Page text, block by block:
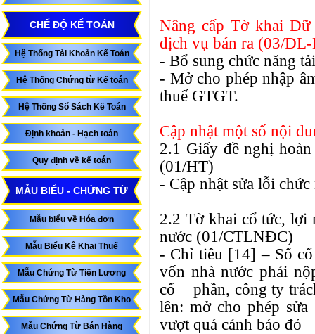
CHẾ ĐỘ KẾ TOÁN
Hệ Thống Tải Khoản Kế Toán
Hệ Thống Chứng từ Kế toán
Hệ Thống Sổ Sách Kế Toán
Định khoản - Hạch toán
Quy định về kế toán
MẪU BIỂU - CHỨNG TỪ
Mẫu biểu về Hóa đơn
Mẫu Biểu Kê Khai Thuế
Mẫu Chứng Từ Tiền Lương
Mẫu Chứng Từ Hàng Tồn Kho
Mẫu Chứng Từ Bán Hàng
Nâng cấp Tờ khai
dịch vụ bán ra (03/
- Bổ sung chức năng
- Mở cho phép nhập
thuế GTGT.
Cập nhật một số nội
2.1 Giấy đề nghị
(01/HT)
- Cập nhật sửa lỗi
2.2 Tờ khai cổ tức, lợi
nước (01/CTLNĐC)
- Chỉ tiêu [14] – Số
vốn nhà nước phải
cổ phần, công ty
lên: mở cho phép
vượt quá cảnh báo đỏ